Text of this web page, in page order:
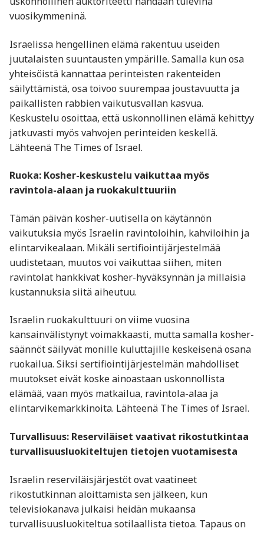
vuosikymmeninä.
Israelissa hengellinen elämä rakentuu useiden
juutalaisten suuntausten ympärille. Samalla kun osa
yhteisöistä kannattaa perinteisten rakenteiden
säilyttämistä, osa toivoo suurempaa joustavuutta ja
paikallisten rabbien vaikutusvallan kasvua.
Keskustelu osoittaa, että uskonnollinen elämä kehittyy
jatkuvasti myös vahvojen perinteiden keskellä.
Lähteenä The Times of Israel.
Ruoka: Kosher-keskustelu vaikuttaa myös
ravintola-alaan ja ruokakulttuuriin
Tämän päivän kosher-uutisella on käytännön
vaikutuksia myös Israelin ravintoloihin, kahviloihin ja
elintarvikealaan. Mikäli sertifiointijärjestelmää
uudistetaan, muutos voi vaikuttaa siihen, miten
ravintolat hankkivat kosher-hyväksynnän ja millaisia
kustannuksia siitä aiheutuu.
Israelin ruokakulttuuri on viime vuosina
kansainvälistynyt voimakkaasti, mutta samalla kosher-
säännöt säilyvät monille kuluttajille keskeisenä osana
ruokailua. Siksi sertifiointijärjestelmän mahdolliset
muutokset eivät koske ainoastaan uskonnollista
elämää, vaan myös matkailua, ravintola-alaa ja
elintarvikemarkkinoita. Lähteenä The Times of Israel.
Turvallisuus: Reserviläiset vaativat rikostutkintaa
turvallisuusluokiteltujen tietojen vuotamisesta
Israelin reserviläisjärjestöt ovat vaatineet
rikostutkinnan aloittamista sen jälkeen, kun
televisiokanava julkaisi heidän mukaansa
turvallisuusluokiteltua sotilaallista tietoa. Tapaus on